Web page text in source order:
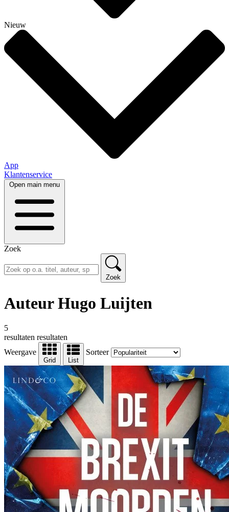
Nieuw
App
Klantenservice
Open main menu
Zoek
Zoek
Auteur Hugo Luijten
5
resultaten resultaten
Weergave
Grid List
Sorteer